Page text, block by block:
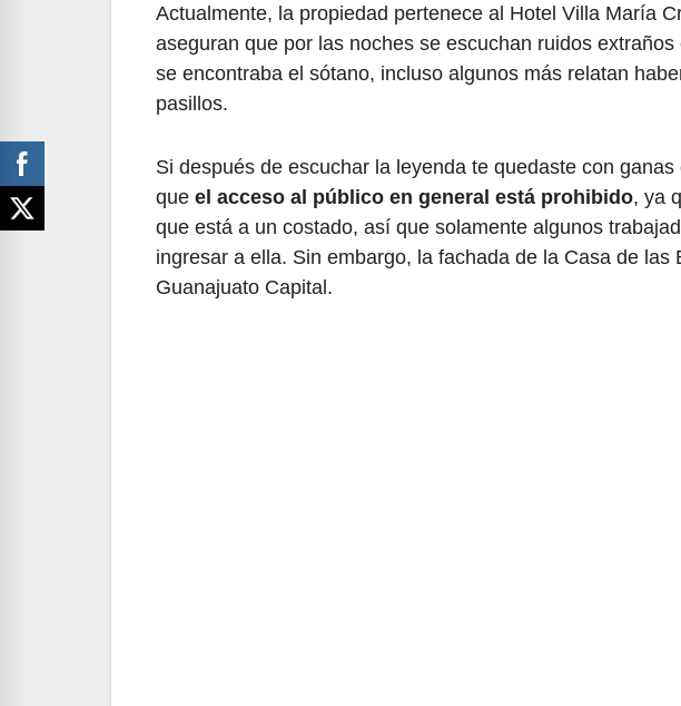
Actualmente, la propiedad pertenece al Hotel Villa María
aseguran que por las noches se escuchan ruidos
se encontraba el sótano, incluso algunos más relatan
pasillos.
Si después de escuchar la leyenda te quedaste con
que el acceso al público en general está prohibido, ya
que está a un costado, así que solamente algunos
ingresar a ella. Sin embargo, la fachada de la Casa de
Guanajuato Capital.